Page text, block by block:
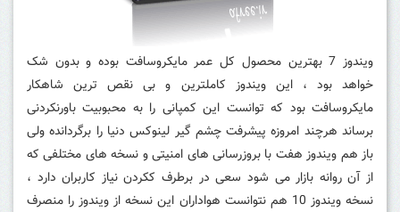
ویندوز 7 بهترین محصول کل عمر مایکروسافت بوده و بدون شک
خواهد بود ، این ویندوز کاملترین و بی نقص ترین شاهکار
مایکروسافت بود که توانست این کمپانی را به محبوبیت باورنکردنی
برساند هرچند امروزه پیشرفت چشم گیر لینوکس دنیا را برگردانده ولی
باز هم ویندوز هفت با بروزرسانی های امنیتی و نسخه های مختلفی که
از آن روانه بازار می شود سعی در برطرف ککردن نیاز کاربران دارد ،
نسخه ویندوز 10 هم نتوانست هواداران این نسخه از ویندوز را منصرف